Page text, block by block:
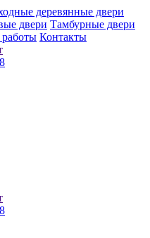
деревянные двери
двери Тамбурные двери
Контакты